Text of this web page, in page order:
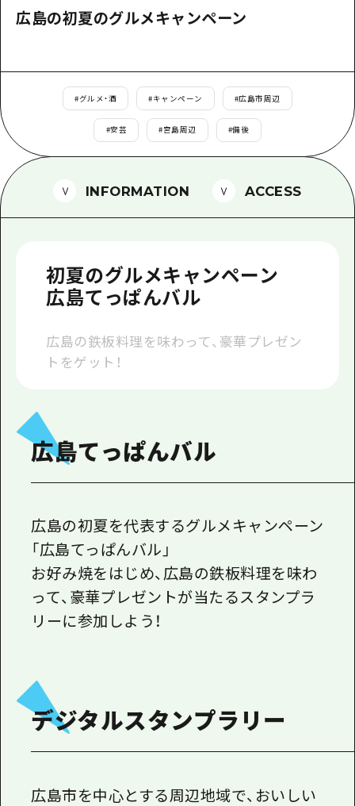
自然
半日
2泊3日
HIROSHIMA FREE Wi-Fi
広島県を訪れる外国人旅行者向け情報一
ボランティアガイド
ユニバーサルツーリズム
メディア掲載情報
フォトダウンロード
関連リンク
広島の初夏のグルメキャンペーン
#グルメ・酒 #キャンペーン #広島市周辺
#安芸 #宮島周辺 #備後
INFORMATION ACCESS
初夏のグルメキャンペーン
広島てっぱんバル
広島の鉄板料理を味わって、豪華プレゼン
トをゲット！
広島てっぱんバル
広島の初夏を代表するグルメキャンペーン
「広島てっぱんバル」
お好み焼をはじめ、広島の鉄板料理を味わ
って、豪華プレゼントが当たるスタンプラ
リーに参加しよう！
デジタルスタンプラリー
広島市を中心とする周辺地域で、おいしい